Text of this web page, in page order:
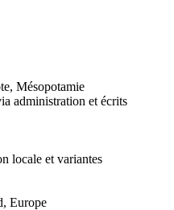
Mésopotamie
administration et écrits
locale et variantes
Europe